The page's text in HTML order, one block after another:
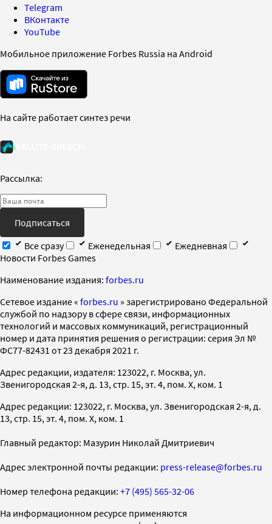
Telegram
ВКонтакте
YouTube
Мобильное приложение Forbes Russia на Android
На сайте работает синтез речи
Рассылка:
Подписаться
Все сразу
Еженедельная
Ежедневная
Новости Forbes Games
Наименование издания: forbes.ru
Cетевое издание « forbes.ru » зарегистрировано Федеральной
службой по надзору в сфере связи, информационных
технологий и массовых коммуникаций, регистрационный
номер и дата принятия решения о регистрации: серия Эл №
ФС77-82431 от 23 декабря 2021 г.
Адрес редакции, издателя: 123022, г. Москва, ул.
Звенигородская 2-я, д. 13, стр. 15, эт. 4, пом. X, ком. 1
Адрес редакции: 123022, г. Москва, ул. Звенигородская 2-я, д.
13, стр. 15, эт. 4, пом. X, ком. 1
Главный редактор: Мазурин Николай Дмитриевич
Адрес электронной почты редакции: press-release@forbes.ru
Номер телефона редакции: +7 (495) 565-32-06
На информационном ресурсе применяются